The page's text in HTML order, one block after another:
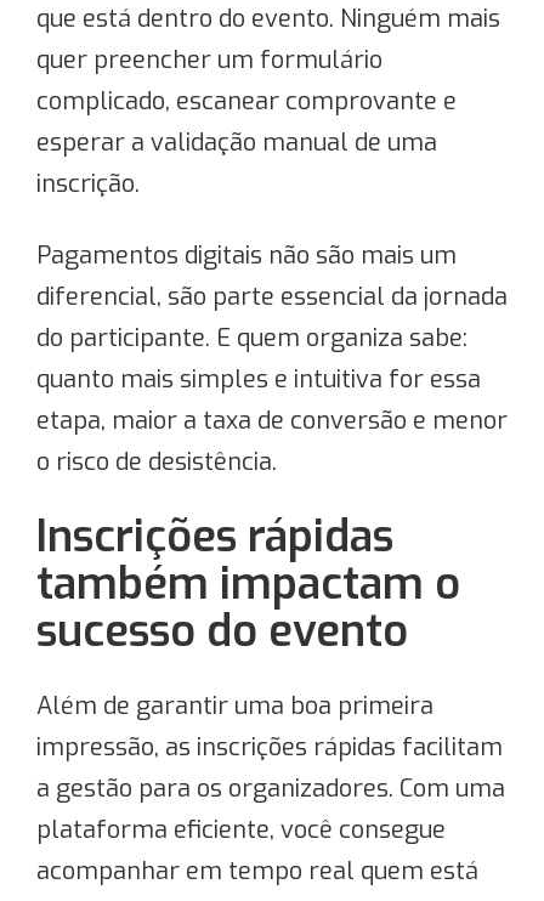
que está dentro do evento. Ninguém mais
quer preencher um formulário
complicado, escanear comprovante e
esperar a validação manual de uma
inscrição.
Pagamentos digitais não são mais um
diferencial, são parte essencial da jornada
do participante. E quem organiza sabe:
quanto mais simples e intuitiva for essa
etapa, maior a taxa de conversão e menor
o risco de desistência.
Inscrições rápidas
também impactam o
sucesso do evento
Além de garantir uma boa primeira
impressão, as inscrições rápidas facilitam
a gestão para os organizadores. Com uma
plataforma eficiente, você consegue
acompanhar em tempo real quem está